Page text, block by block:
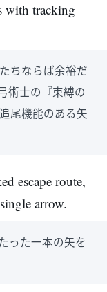
with tracking
ちならば余裕だ
術士の『束縛の
尾機能のある矢
escape route,
arrow.
った一本の矢を